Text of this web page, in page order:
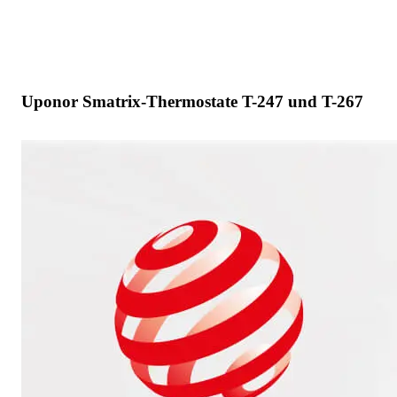
Uponor Smatrix-Thermostate T-247 und T-267